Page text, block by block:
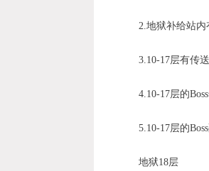
2.地狱补给站内有
3.10-17层有传送
4.10-17层的Boss
5.10-17层的Boss
地狱18层